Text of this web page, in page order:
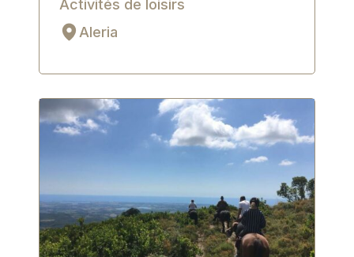
Activités de loisirs
Aleria